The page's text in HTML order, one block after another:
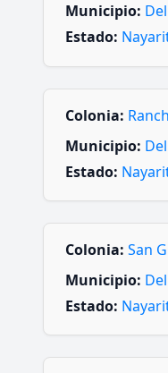
Municipio:
Estado:
Colonia:
Municipio:
Estado:
Colonia: San
Municipio:
Estado: